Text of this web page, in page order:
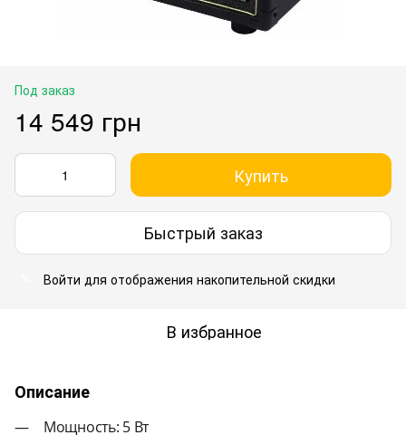
Под заказ
14 549 грн
Купить
Быстрый заказ
Войти для отображения накопительной скидки
В избранное
Описание
Мощность: 5 Вт